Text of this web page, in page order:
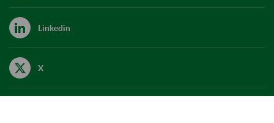
Linkedin
X